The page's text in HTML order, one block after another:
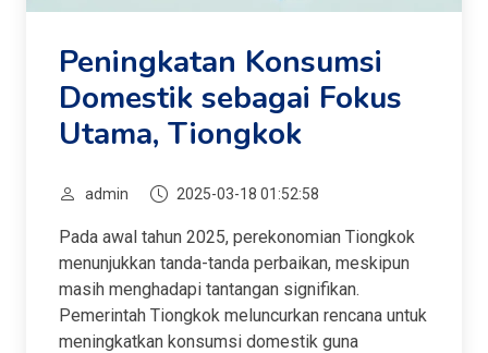
Peningkatan Konsumsi
Domestik sebagai Fokus
Utama, Tiongkok
admin 2025-03-18 01:52:58
Pada awal tahun 2025, perekonomian Tiongkok
menunjukkan tanda-tanda perbaikan, meskipun
masih menghadapi tantangan signifikan.
Pemerintah Tiongkok meluncurkan rencana untuk
meningkatkan konsumsi domestik guna